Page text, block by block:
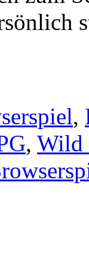
,
, Wild